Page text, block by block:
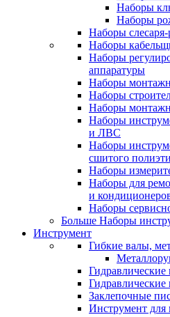
Наборы
Наборы
Наборы
Наборы
Наборы
аппаратуры
Наборы
Наборы
Наборы
Наборы
и ЛВС
Наборы
сшитого
Наборы
Наборы для
и
Наборы
Больше Наборы
Инструмент
Гибкие валы,
Гидравлические
Заклепочные
Инструмент для